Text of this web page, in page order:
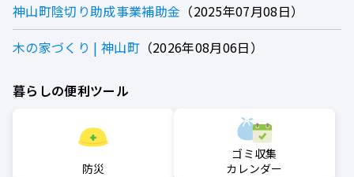
神山町陰切り助成事業補助金
2025年07月08日
木の家づくり | 神山町
2026年08月06日
暮らしの便利ツール
防災
ゴミ収集
カレンダー